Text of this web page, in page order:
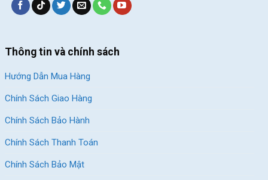
Thông tin và chính sách
Hướng Dẫn Mua Hàng
Chính Sách Giao Hàng
Chính Sách Bảo Hành
Chính Sách Thanh Toán
Chính Sách Bảo Mật